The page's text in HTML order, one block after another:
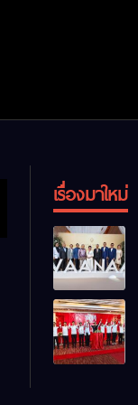
เรื่องมาใหม่